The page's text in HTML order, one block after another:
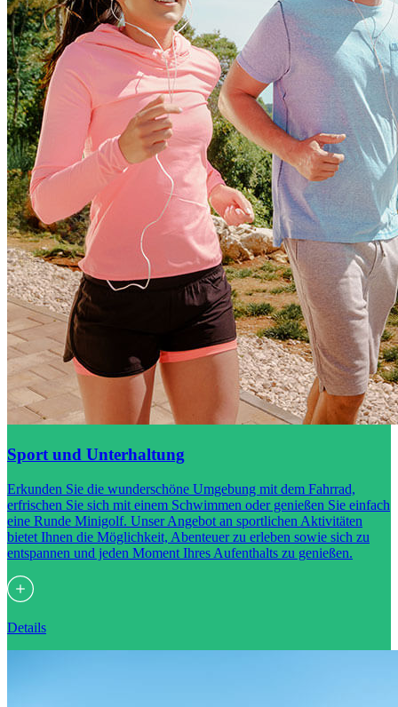
Sport und Unterhaltung
Erkunden Sie die wunderschöne Umgebung mit dem Fahrrad,
erfrischen Sie sich mit einem Schwimmen oder genießen Sie einfach
eine Runde Minigolf. Unser Angebot an sportlichen Aktivitäten
bietet Ihnen die Möglichkeit, Abenteuer zu erleben sowie sich zu
entspannen und jeden Moment Ihres Aufenthalts zu genießen.
Details